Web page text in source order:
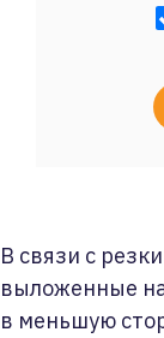
В связи с
выложенные
в меньшую